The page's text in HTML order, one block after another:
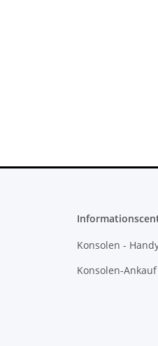
Konsolen -
Konsolen-Ankauf